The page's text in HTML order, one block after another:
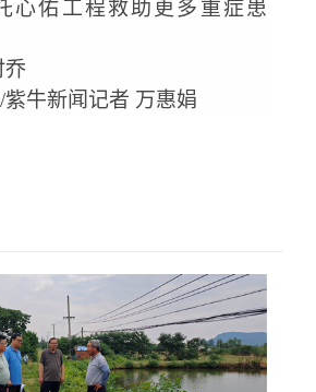
心佑工程救助更多重症患
乔
/紫牛新闻记者 万惠娟